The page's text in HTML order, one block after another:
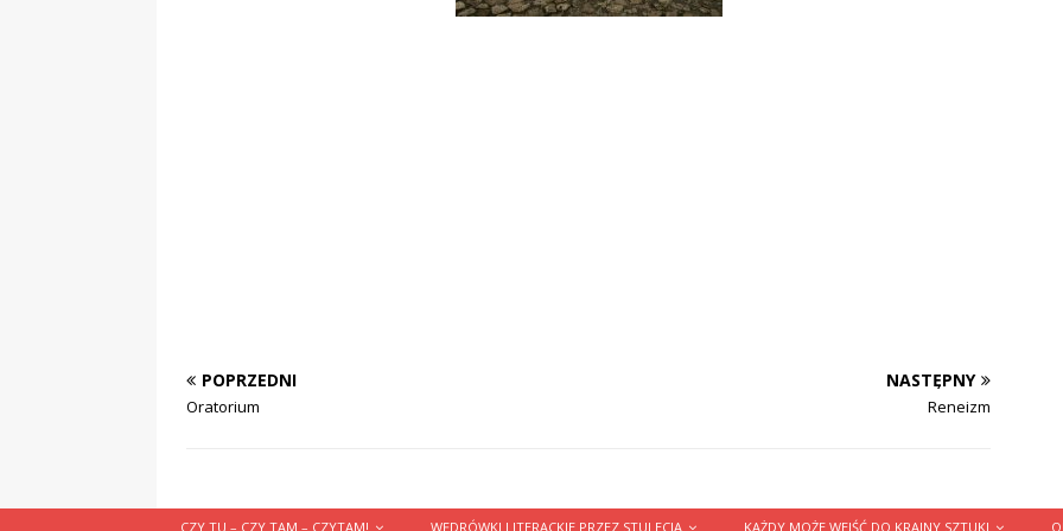
POPRZEDNI
Oratorium
NASTĘPNY
Reneizm
CZY TU – CZY TAM – CZYTAM! WĘDRÓWKI LITERACKIE PRZEZ STULECIA KAŻDY MOŻE WEJŚĆ DO KRAINY SZTUKI